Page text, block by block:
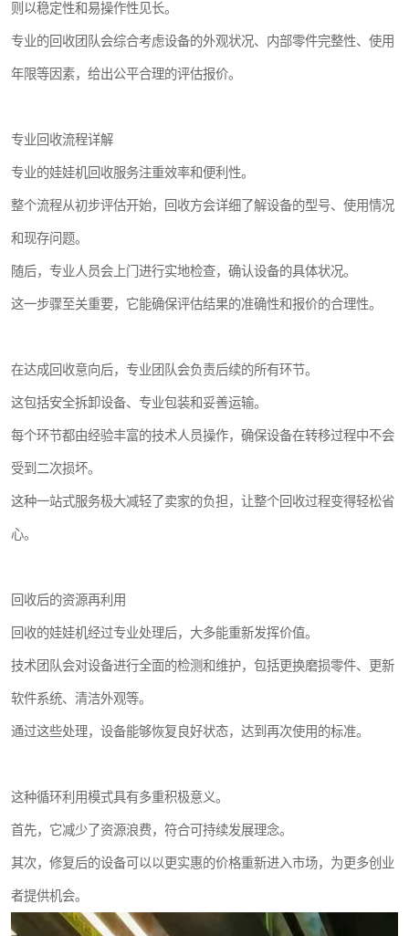
则以稳定性和易操作性见长。
专业的回收团队会综合考虑设备的外观状况、内部零件完整性、使用
年限等因素，给出公平合理的评估报价。
专业回收流程详解
专业的娃娃机回收服务注重效率和便利性。
整个流程从初步评估开始，回收方会详细了解设备的型号、使用情况
和现存问题。
随后，专业人员会上门进行实地检查，确认设备的具体状况。
这一步骤至关重要，它能确保评估结果的准确性和报价的合理性。
在达成回收意向后，专业团队会负责后续的所有环节。
这包括安全拆卸设备、专业包装和妥善运输。
每个环节都由经验丰富的技术人员操作，确保设备在转移过程中不会
受到二次损坏。
这种一站式服务极大减轻了卖家的负担，让整个回收过程变得轻松省
心。
回收后的资源再利用
回收的娃娃机经过专业处理后，大多能重新发挥价值。
技术团队会对设备进行全面的检测和维护，包括更换磨损零件、更新
软件系统、清洁外观等。
通过这些处理，设备能够恢复良好状态，达到再次使用的标准。
这种循环利用模式具有多重积极意义。
首先，它减少了资源浪费，符合可持续发展理念。
其次，修复后的设备可以以更实惠的价格重新进入市场，为更多创业
者提供机会。